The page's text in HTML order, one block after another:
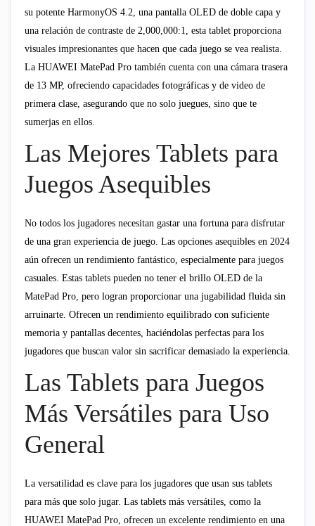
su potente HarmonyOS 4.2, una pantalla OLED de doble capa y
una relación de contraste de 2,000,000:1, esta tablet proporciona
visuales impresionantes que hacen que cada juego se vea realista.
La HUAWEI MatePad Pro también cuenta con una cámara trasera
de 13 MP, ofreciendo capacidades fotográficas y de video de
primera clase, asegurando que no solo juegues, sino que te
sumerjas en ellos.
Las Mejores Tablets para
Juegos Asequibles
No todos los jugadores necesitan gastar una fortuna para disfrutar
de una gran experiencia de juego. Las opciones asequibles en 2024
aún ofrecen un rendimiento fantástico, especialmente para juegos
casuales. Estas tablets pueden no tener el brillo OLED de la
MatePad Pro, pero logran proporcionar una jugabilidad fluida sin
arruinarte. Ofrecen un rendimiento equilibrado con suficiente
memoria y pantallas decentes, haciéndolas perfectas para los
jugadores que buscan valor sin sacrificar demasiado la experiencia.
Las Tablets para Juegos
Más Versátiles para Uso
General
La versatilidad es clave para los jugadores que usan sus tablets
para más que solo jugar. Las tablets más versátiles, como la
HUAWEI MatePad Pro, ofrecen un excelente rendimiento en una